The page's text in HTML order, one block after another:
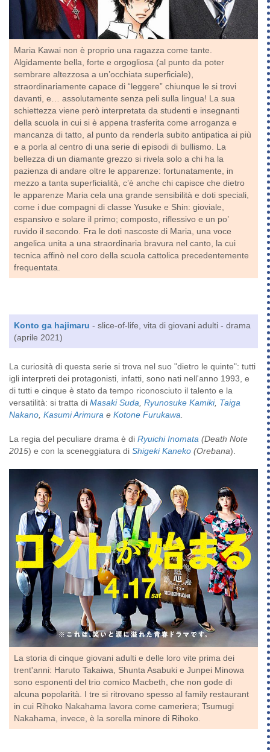
Maria Kawai non è proprio una ragazza come tante.
Algidamente bella, forte e orgogliosa (al punto da poter
sembrare altezzosa a un’occhiata superficiale),
straordinariamente capace di “leggere” chiunque le si trovi
davanti, e… assolutamente senza peli sulla lingua! La sua
schiettezza viene però interpretata da studenti e insegnanti
della scuola in cui si è appena trasferita come arroganza e
mancanza di tatto, al punto da renderla subito antipatica ai più
e a porla al centro di una serie di episodi di bullismo. La
bellezza di un diamante grezzo si rivela solo a chi ha la
pazienza di andare oltre le apparenze: fortunatamente, in
mezzo a tanta superficialità, c’è anche chi capisce che dietro
le apparenze Maria cela una grande sensibilità e doti speciali,
come i due compagni di classe Yusuke e Shin: gioviale,
espansivo e solare il primo; composto, riflessivo e un po’
ruvido il secondo. Fra le doti nascoste di Maria, una voce
angelica unita a una straordinaria bravura nel canto, la cui
tecnica affinò nel coro della scuola cattolica precedentemente
frequentata.
Konto ga hajimaru - slice-of-life, vita di giovani adulti - drama
(aprile 2021)
La curiosità di questa serie si trova nel suo "dietro le quinte": tutti
igli interpreti dei protagonisti, infatti, sono nati nell'anno 1993, e
di tutti e cinque è stato da tempo riconosciuto il talento e la
versatilità: si tratta di Masaki Suda Ryunosuke Kamiki, Taiga
Nakano Kasumi Arimura e Kotone Furukawa
La regia del peculiare drama è di Ryuichi Inomata (Death Note
2015) e con la sceneggiatura di Shigeki Kaneko (Orebana).
La storia di cinque giovani adulti e delle loro vite prima dei
trent'anni: Haruto Takaiwa, Shunta Asabuki e Junpei Minowa
sono esponenti del trio comico Macbeth, che non gode di
alcuna popolarità. I tre si ritrovano spesso al family restaurant
in cui Rihoko Nakahama lavora come cameriera; Tsumugi
Nakahama, invece, è la sorella minore di Rihoko.